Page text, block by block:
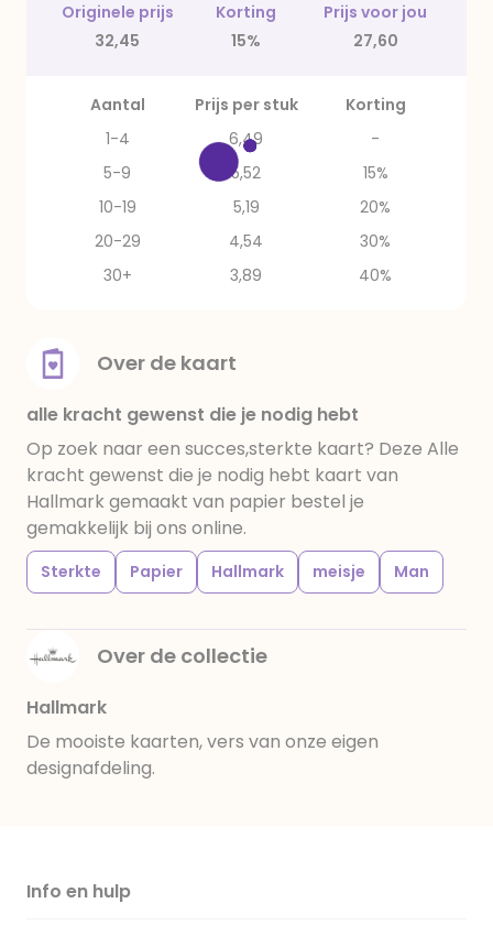
Originele prijs Korting
Prijs voor jou
32,45
15% 27,60
Aantal Prijs per stuk
Korting
1-4
6,49
-
5-9
5,52
15%
10-19
5,19
20%
20-29
4,54
30%
30+
3,89 40%
Over de kaart
alle kracht gewenst die je nodig hebt
Op zoek naar een succes,sterkte kaart? Deze Alle
kracht gewenst die je nodig hebt kaart van
Hallmark gemaakt van papier bestel je
gemakkelijk bij ons online.
Sterkte Papier Hallmark meisje Man
Over de collectie
Hallmark
De mooiste kaarten, vers van onze eigen
designafdeling.
Info en hulp